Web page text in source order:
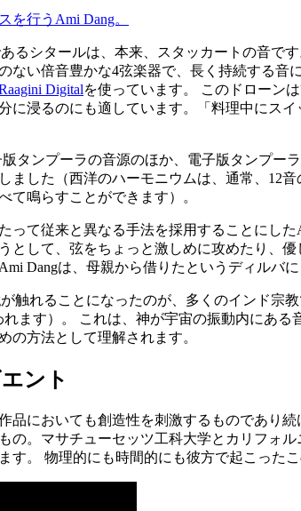
を行うAmi Dang。
るシタールは、本来、スタッカートの音で
ない倍音豊かな4弦楽器で、長く持続する
Digitalを使っています。 このドローン
に浸るのにも適しています。「料理中にス
版タンプーラの音源のほか、電子版タンプ
ました（西洋のハーモニウムは、通常、12
て鳴らすことができます）。
って従来と異なる手法を採用することにし
として、弦をちょっと激しめに攻めたり、
Dangは、母親から借りたというディルバ
触れることになったのが、多くのインド宗
れます）。 これは、神が宇宙の振動内にあ
の方法として理解されます。
ント
品においても創造性を刺激するものであり続
の。マサチューセッツ工科大学とカリフォ
す。 物理的にも時間的にも彼方で起こった